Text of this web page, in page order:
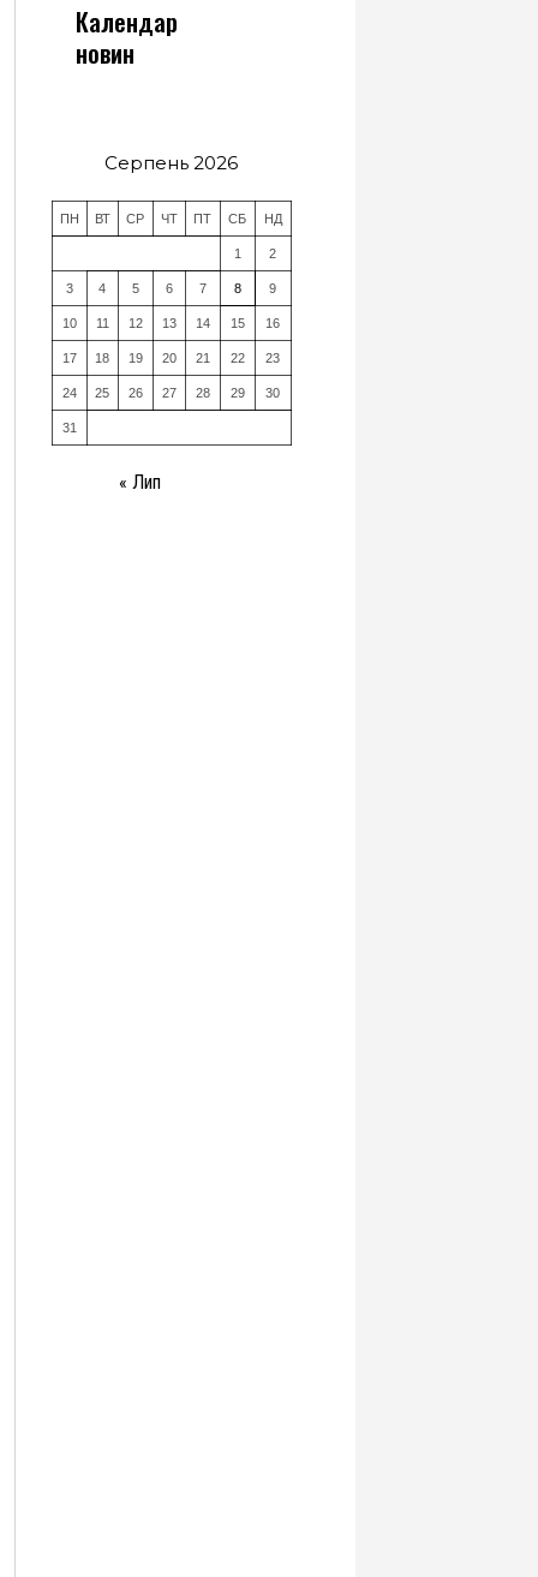
Календар
новин
Серпень 2026
ПН ВТ СР ЧТ ПТ СБ НД
1 2
3 4 5 6 7 8 9
10 11 12 13 14 15 16
17 18 19 20 21 22 23
24 25 26 27 28 29 30
31
« Лип